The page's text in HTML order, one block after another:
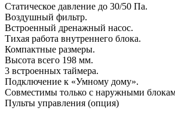
Статическое давление до 30/50 Па.
Воздушный фильтр.
Встроенный дренажный насос.
Тихая работа внутреннего блока.
Компактные размеры.
Высота всего 198 мм.
3 встроенных таймера.
Подключение к «Умному дому».
Совместимы только с наружными
Пульты управления (опция)